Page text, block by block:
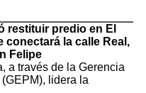
restituir predio en El
conectará la calle Real,
Felipe
a través de la Gerencia
lidera la